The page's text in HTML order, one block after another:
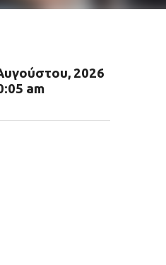
2026
am